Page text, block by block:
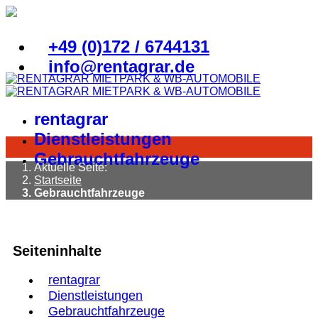
+49 (0)172 / 6744131
info@rentagrar.de
rentagrar
Dienstleistungen
Gebrauchtfahrzeuge
Aktuelle Seite:
Startseite
Gebrauchtfahrzeuge
Seiteninhalte
rentagrar
Dienstleistungen
Gebrauchtfahrzeuge